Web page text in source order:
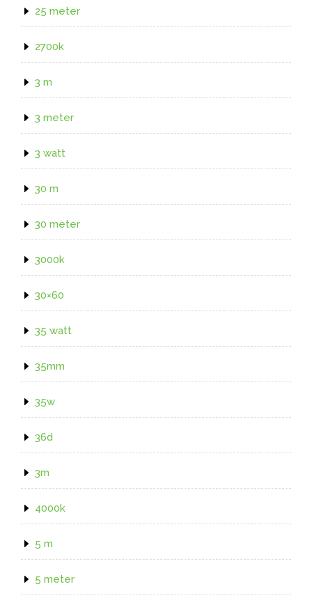
25 meter
2700k
3 m
3 meter
3 watt
30 m
30 meter
3000k
30×60
35 watt
35mm
35w
36d
3m
4000k
5 m
5 meter